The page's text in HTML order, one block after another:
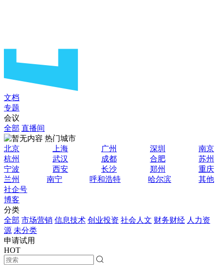
文档
专题
会议
全部 直播间
热门城市
北京
上海 广州 深圳
南京
杭州
武汉 成都 合肥
苏州
宁波
西安 长沙 郑州
重庆
兰州
南宁 呼和浩特 哈尔滨
其他
社企号
博客
分类
全部 市场营销 信息技术 创业投资 社会人文 财务财经 人力资
源 未分类
申请试用
HOT